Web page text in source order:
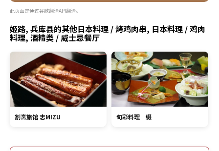
此页面是通过谷歌翻译API翻译。
姬路, 兵库县的其他日本料理 / 烤鸡肉串, 日本料理 / 鸡肉
料理, 酒精类 / 威士忌餐厅
割烹旅馆 志MIZU 旬彩料理 缀